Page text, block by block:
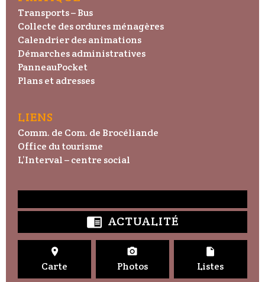
Transports – Bus
Collecte des ordures ménagères
Calendrier des animations
Démarches administratives
PanneauPocket
Plans et adresses
LIENS
Comm. de Com. de Brocéliande
Office du tourisme
L’Interval – centre social
 ACTUALITÉ

Carte

Photos

Listes